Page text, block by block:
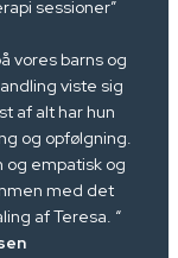
sessioner”
vores barns og
viste sig
af alt har hun
og opfølgning.
empatisk og
med det
af Teresa. “